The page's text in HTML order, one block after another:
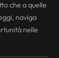
che a quelle
naviga
nelle